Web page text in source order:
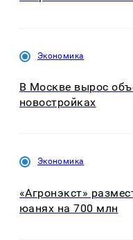
Экономика
В Москве вырос
новостройках
Экономика
«Агронэкст»
юанях на 700 млн